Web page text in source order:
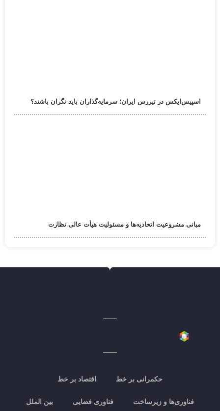
اسپیس‌ایکس در تیررس ایران؛ سرمایه‌گذاران باید نگران باشند؟
مبانی مشروعیت اتحادیه‌ها و مسئولیت هیأت عالی نظارت
حکمرانی بر خط اقتصاد بر خط
فناوری‌ها و زیرساخت فناوری فضایی بین الملل